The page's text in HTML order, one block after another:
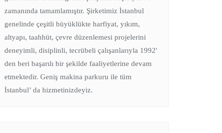
zamanında tamamlamıştır. Şirketimiz İstanbul
genelinde çeşitli büyüklükte harfiyat, yıkım,
altyapı, taahhüt, çevre düzenlemesi projelerini
deneyimli, disiplinli, tecrübeli çalışanlarıyla 1992′
den beri başarılı bir şekilde faaliyetlerine devam
etmektedir. Geniş makina parkuru ile tüm
İstanbul’ da hizmetinizdeyiz.